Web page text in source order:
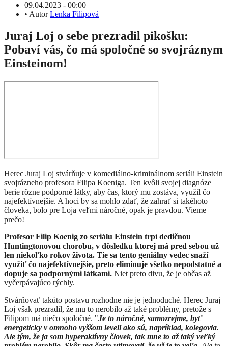
09.04.2023 - 00:00
• AutorLenka Filipová
Juraj Loj o sebe prezradil pikošku:
Pobaví vás, čo má spoločné so svojráznym
Einsteinom!
Herec Juraj Loj stvárňuje v komediálno-kriminálnom seriáli Einstein
svojrázneho profesora Filipa Koeniga. Ten kvôli svojej diagnóze
berie rôzne podporné látky, aby čas, ktorý mu zostáva, využil čo
najefektívnejšie. A hoci by sa mohlo zdať, že zahrať si takéhoto
človeka, bolo pre Loja veľmi náročné, opak je pravdou. Vieme
prečo!
Profesor Filip Koenig zo seriálu Einstein trpí dedičnou
Huntingtonovou chorobu, v dôsledku ktorej má pred sebou už
len niekoľko rokov života. Tie sa tento geniálny vedec snaží
využiť čo najefektívnejšie, preto eliminuje všetko nepodstatné a
dopuje sa podpornými látkami. Niet preto divu, že je občas až
vyčerpávajúco rýchly.
Stvárňovať takúto postavu rozhodne nie je jednoduché. Herec Juraj
Loj však prezradil, že mu to nerobilo až také problémy, pretože s
Filipom má niečo spoločné. "Je to náročné, samozrejme, byť
energeticky v omnoho vyššom leveli ako sú, napríklad, kolegovia.
Ale tým, že ja som hyperaktívny človek, tak mne to až taký veľký